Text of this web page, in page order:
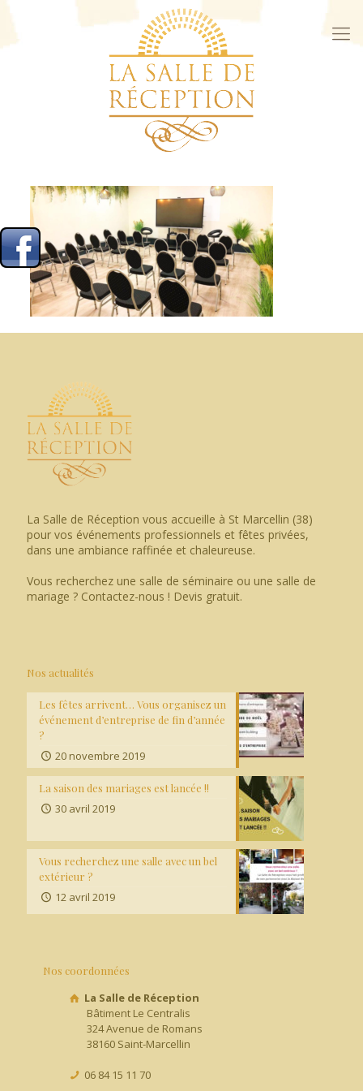
La Salle de Réception vous accueille à St Marcellin (38)
pour vos événements professionnels et fêtes privées,
dans une ambiance raffinée et chaleureuse.
Vous recherchez une salle de séminaire ou une salle de
mariage ? Contactez-nous ! Devis gratuit.
Nos actualités
Les fêtes arrivent… Vous organisez un
événement d’entreprise de fin d’année
?
20 novembre 2019
La saison des mariages est lancée !!
30 avril 2019
Vous recherchez une salle avec un bel
extérieur ?
12 avril 2019
Nos coordonnées
La Salle de Réception
Bâtiment Le Centralis
324 Avenue de Romans
38160 Saint-Marcellin
06 84 15 11 70